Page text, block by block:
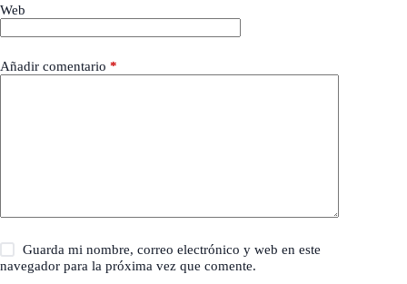
Web
Añadir comentario *
Guarda mi nombre, correo electrónico y web en este
navegador para la próxima vez que comente.